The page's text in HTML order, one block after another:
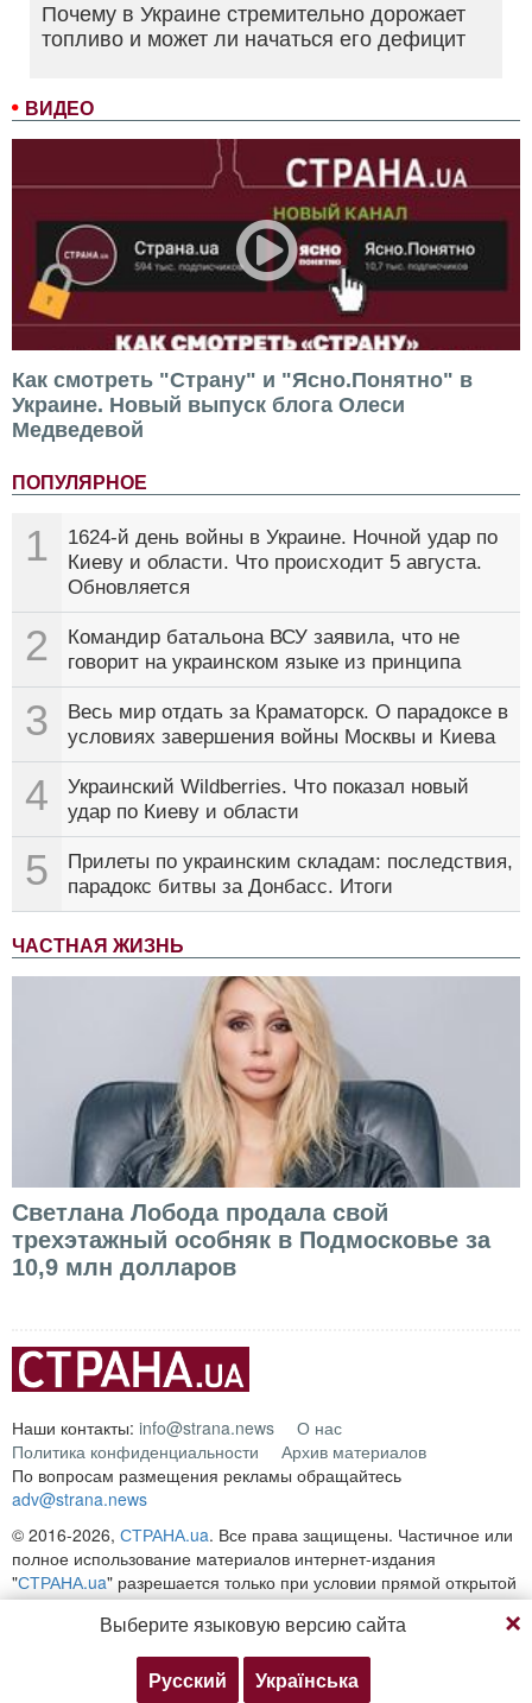
ВИДЕО
Как смотреть "Страну" и "Ясно.Понятно" в
Украине. Новый выпуск блога Олеси
Медведевой
ПОПУЛЯРНОЕ
1
1624-й день войны в Украине. Ночной удар по
Киеву и области. Что происходит 5 августа.
Обновляется
2
Командир батальона ВСУ заявила, что не
говорит на украинском языке из принципа
3
Весь мир отдать за Краматорск. О парадоксе в
условиях завершения войны Москвы и Киева
4
Украинский Wildberries. Что показал новый
удар по Киеву и области
5
Прилеты по украинским складам: последствия,
парадокс битвы за Донбасс. Итоги
ЧАСТНАЯ ЖИЗНЬ
Светлана Лобода продала свой
трехэтажный особняк в Подмосковье за
10,9 млн долларов
Почему в Украине стремительно дорожает
топливо и может ли начаться его дефицит
Наши контакты: info@strana.news
О нас
Политика конфиденциальности
Архив материалов
По вопросам размещения рекламы обращайтесь
adv@strana.news
© 2016-2026, СТРАНА.ua. Все права защищены. Частичное или
полное использование материалов интернет-издания
"СТРАНА.ua" разрешается только при условии прямой открытой
для поисковых систем гиперссылки на непосредственный адрес
материала на сайтеstrana.ua
Любое копирование, публикация, перепечатка или
воспроизведение информации, содержащей ссылку на
Выберите языковую версию сайта
Русский Українська